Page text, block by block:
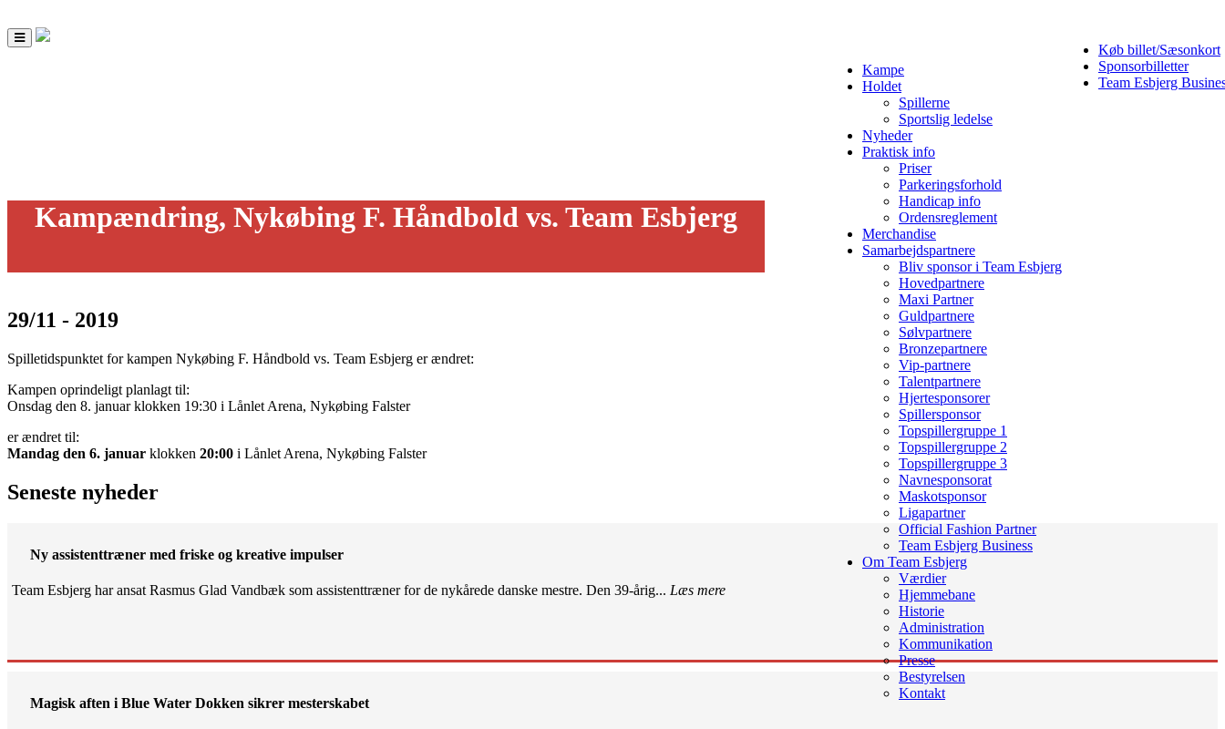
Køb billet/Sæsonkort
Sponsorbilletter
Team Esbjerg
Toggle
navigation
Kampe
Holdet
Spillerne
Sportslig ledelse
Nyheder
Praktisk info
Priser
Parkeringsforhold
Handicap info
Ordensreglement
Merchandise
Samarbejdspartnere
Bliv sponsor i Team Esbjerg
Hovedpartnere
Maxi Partner
Guldpartnere
Sølvpartnere
Bronzepartnere
Vip-partnere
Talentpartnere
Hjertesponsorer
Spillersponsor
Topspillergruppe 1
Topspillergruppe 2
Topspillergruppe 3
Navnesponsorat
Maskotsponsor
Ligapartner
Official Fashion Partner
Team Esbjerg Business
Om Team Esbjerg
Værdier
Hjemmebane
Historie
Administration
Kommunikation
Presse
Bestyrelsen
Kontakt
Kampændring, Nykøbing F. Håndbold vs. Team Esbjerg
29/11 - 2019
Spilletidspunktet for kampen Nykøbing F. Håndbold vs. Team Esbjerg er ændret:
Kampen oprindeligt planlagt til:
Onsdag den 8. januar klokken 19:30 i Lånlet Arena, Nykøbing Falster
er ændret til:
Mandag den 6. januar klokken 20:00 i Lånlet Arena, Nykøbing Falster
Seneste nyheder
Ny assistenttræner med friske og kreative impulser
Team Esbjerg har ansat Rasmus Glad Vandbæk som assistenttræner for de nykårede danske mestre. Den 39-årig... Læs mere
Magisk aften i Blue Water Dokken sikrer mesterskabet